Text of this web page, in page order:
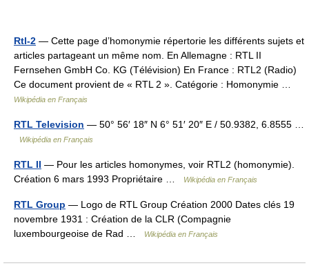
Rtl-2 — Cette page d’homonymie répertorie les différents sujets et
articles partageant un même nom. En Allemagne : RTL II
Fernsehen GmbH Co. KG (Télévision) En France : RTL2 (Radio)
Ce document provient de « RTL 2 ». Catégorie : Homonymie …
Wikipédia en Français
RTL Television — 50° 56′ 18″ N 6° 51′ 20″ E / 50.9382, 6.8555 …
Wikipédia en Français
RTL II — Pour les articles homonymes, voir RTL2 (homonymie).
Création 6 mars 1993 Propriétaire …
Wikipédia en Français
RTL Group — Logo de RTL Group Création 2000 Dates clés 19
novembre 1931 : Création de la CLR (Compagnie
luxembourgeoise de Rad …
Wikipédia en Français